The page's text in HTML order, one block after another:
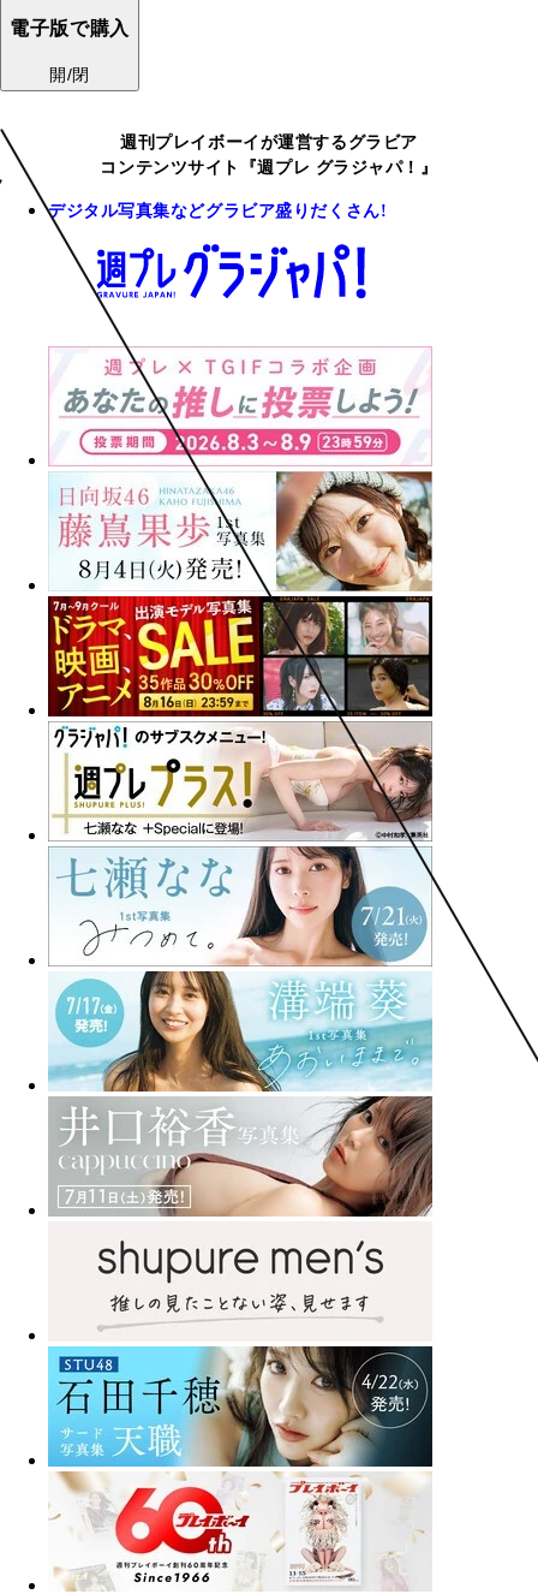
電子版で購入
開/閉
週刊プレイボーイが運営するグラビア
コンテンツサイト『週プレ グラジャパ！』
デジタル写真集などグラビア盛りだくさん!